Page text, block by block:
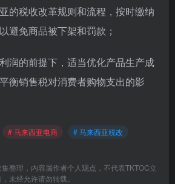
的税收改革规则和流程，按时缴纳
避免商品被下架和罚款；
润的前提下，适当优化产品生产成
衡销售税对消费者购物支出的影
# 马来西亚电商 # 马来西亚税改
整理，内容属作者个人观点，不代表TKTOC立
未经允许请勿转载。